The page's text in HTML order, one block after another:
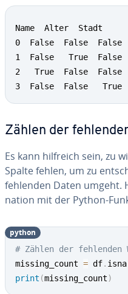
Name  Alter  Stadt
0  False  False  False
1  False   True  False
2   True  False  False
3  False  False   True
Zählen der
Es kann hilfreich sein, zu
Spalte fehlen, um zu
fehlenden Daten umgeht.
na­ti­on mit der Python-
# Zählen der fehlenden
missing_count = df. isna
print (missing_count)
python